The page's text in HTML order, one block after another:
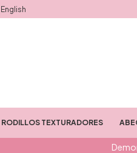
RODILLOS TEXTURADORES